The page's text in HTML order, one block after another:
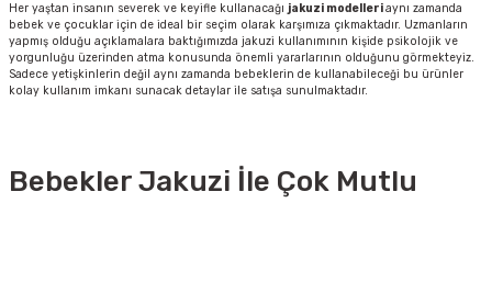
Her yaştan insanın severek ve keyifle kullanacağı jakuzi modelleriaynı zamanda
bebek ve çocuklar için de ideal bir seçim olarak karşımıza çıkmaktadır. Uzmanların
yapmış olduğu açıklamalara baktığımızda jakuzi kullanımının kişide psikolojik ve
yorgunluğu üzerinden atma konusunda önemli yararlarının olduğunu görmekteyiz.
Sadece yetişkinlerin değil aynı zamanda bebeklerin de kullanabileceği bu ürünler
kolay kullanım imkanı sunacak detaylar ile satışa sunulmaktadır.
Bebekler Jakuzi İle Çok Mutlu